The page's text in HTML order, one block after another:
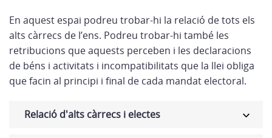
En aquest espai podreu trobar-hi la relació de tots els
alts càrrecs de l’ens. Podreu trobar-hi també les
retribucions que aquests perceben i les declaracions
de béns i activitats i incompatibilitats que la llei obliga
que facin al principi i final de cada mandat electoral.
Relació d'alts càrrecs i electes